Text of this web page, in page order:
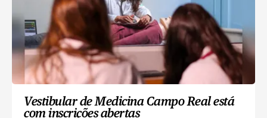
Vestibular de Medicina Campo Real está
com inscrições abertas